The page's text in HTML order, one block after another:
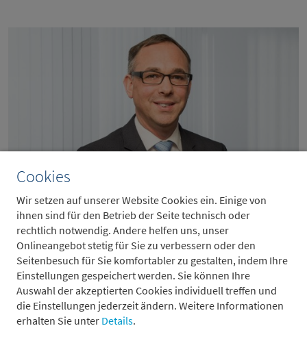
Cookies
Wir setzen auf unserer Website Cookies ein. Einige von
ihnen sind für den Betrieb der Seite technisch oder
rechtlich notwendig. Andere helfen uns, unser
Onlineangebot stetig für Sie zu verbessern oder den
Seitenbesuch für Sie komfortabler zu gestalten, indem Ihre
Einstellungen gespeichert werden. Sie können Ihre
Auswahl der akzeptierten Cookies individuell treffen und
die Einstellungen jederzeit ändern. Weitere Informationen
erhalten Sie unter Details.
Edgar Walk
Chefvolkswirt , Metzler Asset Management
Edgar Walk arbeitet seit 2000 bei Metzler. Als Chefvolkswirt im
Bereich Asset Management ist er für die volkswirtschaftlichen
Prognosen verantwortlich. Aufgrund seiner engen
Zusammenarbeit mit dem Portfoliomanagement liegt sein